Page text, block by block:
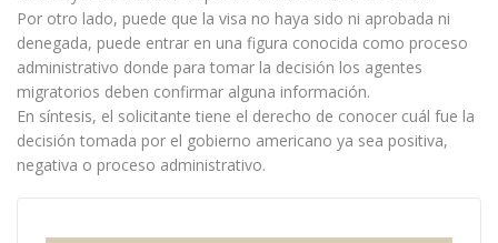
Por otro lado, puede que la visa no haya sido ni aprobada ni
denegada, puede entrar en una figura conocida como proceso
administrativo donde para tomar la decisión los agentes
migratorios deben confirmar alguna información.
En síntesis, el solicitante tiene el derecho de conocer cuál fue la
decisión tomada por el gobierno americano ya sea positiva,
negativa o proceso administrativo.